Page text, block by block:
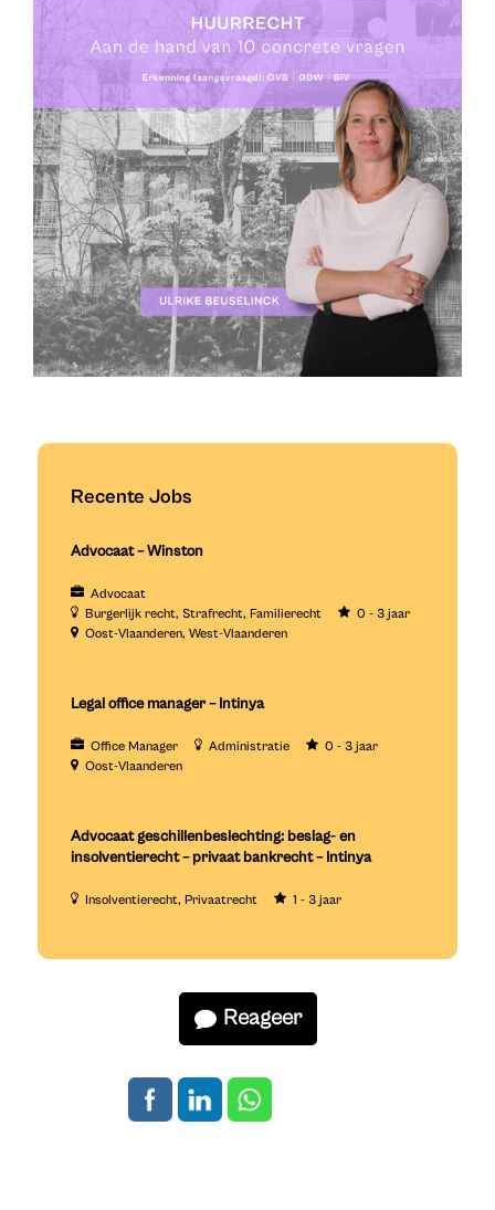
Recente Jobs
Advocaat – Winston
Advocaat
Burgerlijk recht Strafrecht Familierecht
0 - 3 jaar
Oost-Vlaanderen West-Vlaanderen
Legal office manager – Intinya
Office Manager Administratie
0 - 3 jaar
Oost-Vlaanderen
Advocaat geschillenbeslechting: beslag- en
insolventierecht – privaat bankrecht – Intinya
Insolventierecht Privaatrecht 1 - 3 jaar
Reageer